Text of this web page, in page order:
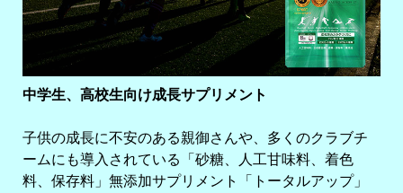
中学生、高校生向け成長サプリメント
子供の成長に不安のある親御さんや、多くのクラブチ
ームにも導入されている「砂糖、人工甘味料、着色
料、保存料」無添加サプリメント「トータルアップ」